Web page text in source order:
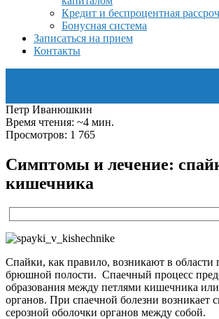
Кредит и беспроцентная
Бонусная система
Записаться на прием
Контакты
Петр Иванюшкин
Время чтения: ~4 мин.
Просмотров: 1 765
Симптомы и лечение:
кишечника
Спайки, как правило, возникают в области
брюшной полости. Спаечный процесс
образования между петлями кишечника
органов. При спаечной болезни возникает
серозной оболочки органов между собой.